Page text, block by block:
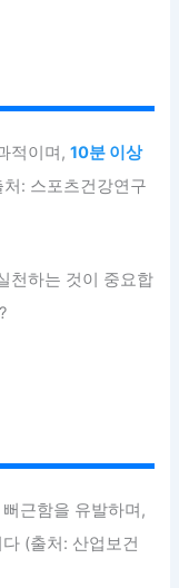
적이며,10분 이상
: 스포츠건강연구
천하는 것이 중요합
근함을 유발하며,
(출처: 산업보건